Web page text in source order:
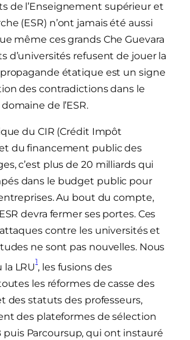
de l’Enseignement supérieur et
(ESR) n’ont jamais été aussi
même ces grands Che Guevara
d’universités refusent de jouer la
étatique est un signe
des contradictions dans le
de l’ESR.
du CIR (Crédit Impôt
du financement public des
c’est plus de 20 milliards qui
dans le budget public pour
Au bout du compte,
devra fermer ses portes. Ces
contre les universités et
ne sont pas nouvelles. Nous
la LRU
1
, les fusions des
les réformes de casse des
des statuts des professeurs,
des plateformes de sélection
puis Parcoursup, qui ont instauré